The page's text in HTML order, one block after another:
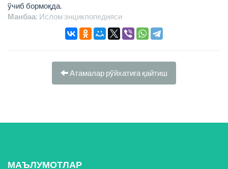
ўчиб бормоқда.
Манбаа: Ислом энциклопeдияси
Атамалар рўйхатига қайтиш
МАЪЛУМОТЛАР